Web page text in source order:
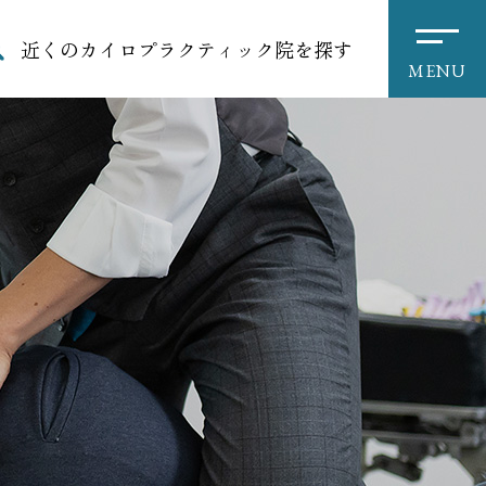
近くのカイロプラクティック院を探す
MENU